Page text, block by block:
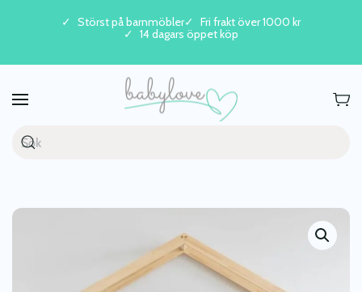
Skip to main content
Störst på barnmöbler
Fri frakt över 1000 kr
14 dagars öppet köp